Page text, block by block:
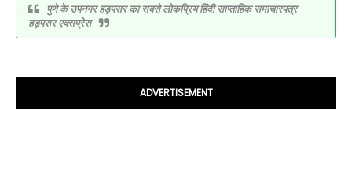
पुणे के उपनगर हड़पसर का सबसे लोकप्रिय हिंदी साप्ताहिक समाचारपत्र
हड़पसर एक्सप्रेस
ADVERTISEMENT